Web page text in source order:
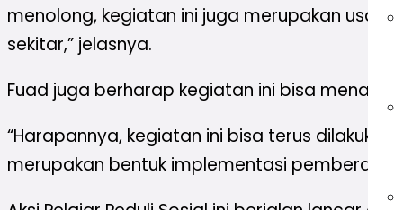
menolong, kegiatan ini juga merupakan
sekitar,” jelasnya.
Fuad juga berharap kegiatan ini bisa
“Harapannya, kegiatan ini bisa terus
merupakan bentuk implementasi